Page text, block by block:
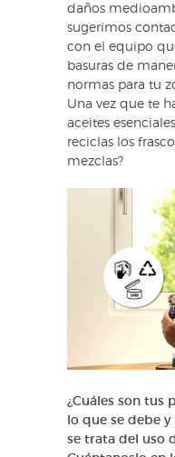
daños
sugerimos
con el equipo
basuras de
normas para tu
Una vez que te
aceites
reciclas los
mezclas?
¿Cuáles son tus
lo que se debe
se trata del uso